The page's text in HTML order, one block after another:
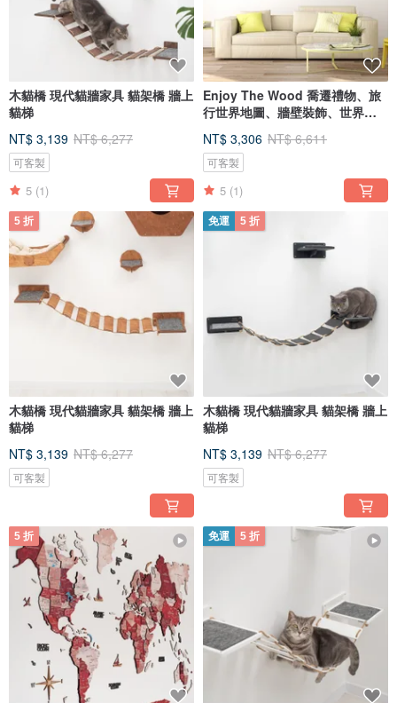
木貓橋 現代貓牆家具 貓架橋 牆上
貓梯
NT$ 3,139 NT$ 6,277
可客製
5 (1)
Enjoy The Wood 喬遷禮物、旅
行世界地圖、牆壁裝飾、世界地
NT$ 3,306 NT$ 6,611
可客製
5 (1)
5 折
木貓橋 現代貓牆家具 貓架橋 牆上
貓梯
NT$ 3,139 NT$ 6,277
可客製
免運 5 折
木貓橋 現代貓牆家具 貓架橋 牆上
貓梯
NT$ 3,139 NT$ 6,277
可客製
5 折 免運 5 折